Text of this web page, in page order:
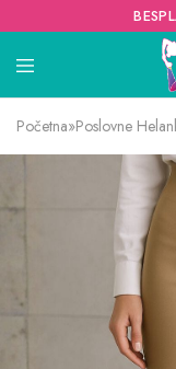
Početna»Poslovne